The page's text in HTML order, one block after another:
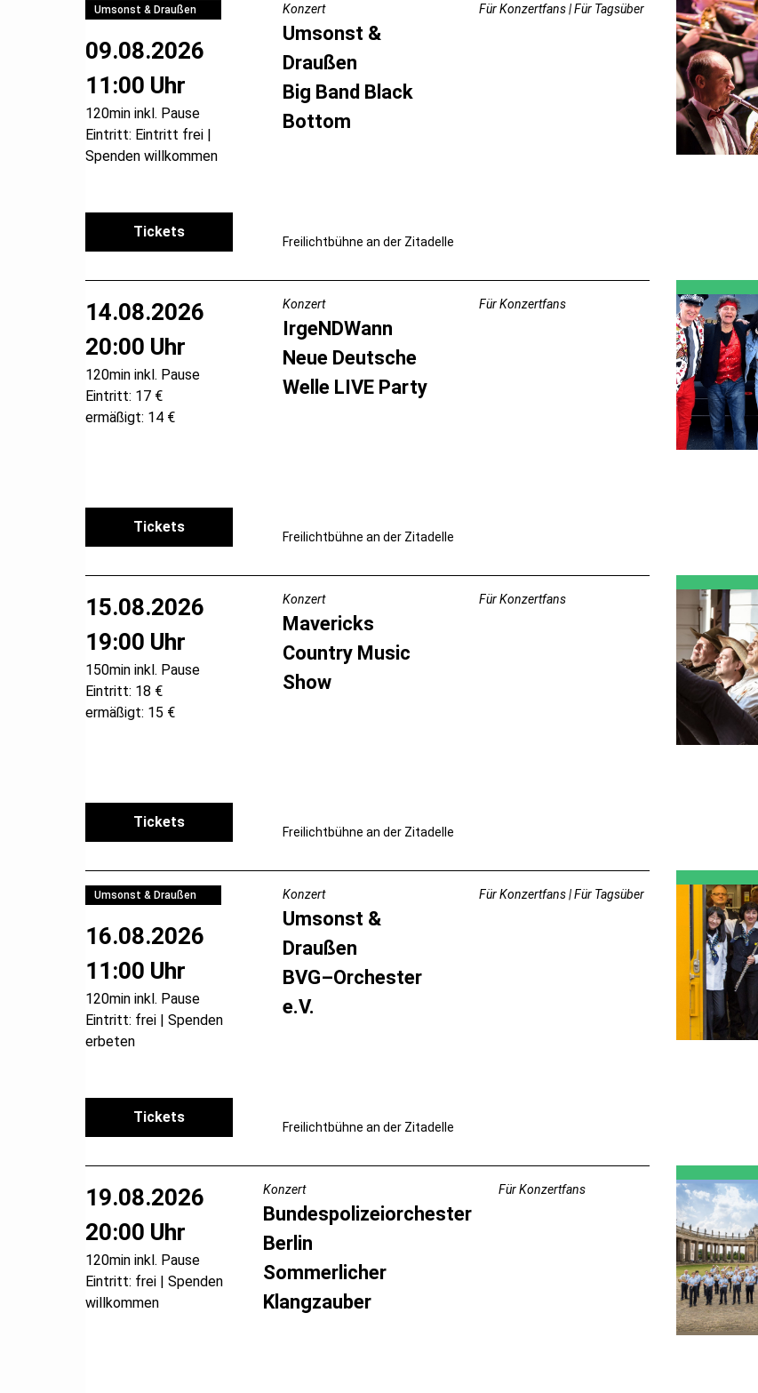
Umsonst & Draußen
09.08.2026
11:00 Uhr
120min inkl. Pause
Eintritt: Eintritt frei |
Spenden willkommen
Tickets
Konzert
Umsonst &
Draußen
Big Band Black
Bottom
Freilichtbühne an der Zitadelle
Für Konzertfans | Für Tagsüber
14.08.2026
20:00 Uhr
120min inkl. Pause
Eintritt: 17 €
ermäßigt: 14 €
Tickets
Konzert
IrgeNDWann
Neue Deutsche
Welle LIVE Party
Freilichtbühne an der Zitadelle
Für Konzertfans
15.08.2026
19:00 Uhr
150min inkl. Pause
Eintritt: 18 €
ermäßigt: 15 €
Tickets
Konzert
Mavericks
Country Music
Show
Freilichtbühne an der Zitadelle
Für Konzertfans
Umsonst & Draußen
16.08.2026
11:00 Uhr
120min inkl. Pause
Eintritt: frei | Spenden
erbeten
Tickets
Konzert
Umsonst &
Draußen
BVG–Orchester
e.V.
Freilichtbühne an der Zitadelle
Für Konzertfans | Für Tagsüber
19.08.2026
20:00 Uhr
120min inkl. Pause
Eintritt: frei | Spenden
willkommen
Konzert
Bundespolizeiorchester
Berlin
Sommerlicher
Klangzauber
Für Konzertfans